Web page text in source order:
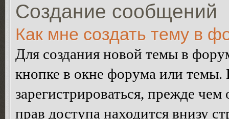
Создание сообщений
Как мне создать тему в
Для создания новой темы в
кнопке в окне форума или
зарегистрироваться, прежде
прав доступа находится внизу